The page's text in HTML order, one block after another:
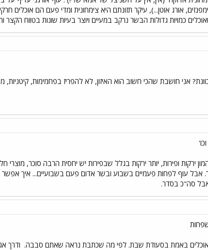
כמויות גדולות הבשר נרקב במעיים ויוצר בעיות שונות בטווח הקצר
אני חושבת שהכי חשוב הוא האיזון, לא להפריז בפחמימות, קיטניות,
ירקות ופירות, יותר ירקות בגלל שבפירות יש יחסית הרבה סוכר,
אבל עוף לפחות פעמיים בשבוע ובשר אדום פעם בשבועיים... איך
סה"כ בסדר.
באמת בסעודת שבת. לפי מה שכתבת נראה שאתם סבבה. ודרך